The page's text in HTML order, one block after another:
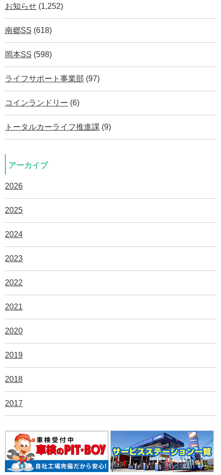
お知らせ (1,252)
南郷SS (618)
岡本SS (598)
ライフサポート事業部 (97)
コインランドリー (6)
トータルカーライフ推進課 (9)
アーカイブ
2026
2025
2024
2023
2022
2021
2020
2019
2018
2017